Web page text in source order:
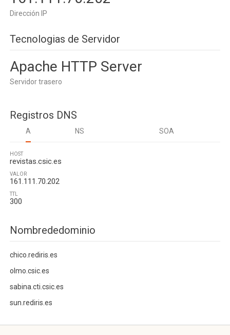
Dirección IP
Tecnologias de Servidor
Apache HTTP Server
Servidor trasero
Registros DNS
A NS SOA
HOST
revistas.csic.es
VALOR
161.111.70.202
TTL
300
Nombrededominio
chico.rediris.es
olmo.csic.es
sabina.cti.csic.es
sun.rediris.es